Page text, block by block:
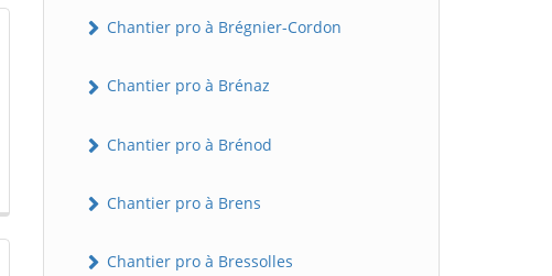
Chantier pro à Brégnier-Cordon
Chantier pro à Brénaz
Chantier pro à Brénod
Chantier pro à Brens
Chantier pro à Bressolles